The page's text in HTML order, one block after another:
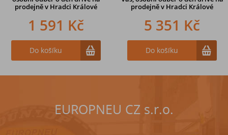
prodejněv Hradci Králové
1 591 Kč
Do košíku
prodejně v Hradci Králové
5 351 Kč
Do košíku
242 Kč
Do košíku
EUROPNEU CZ s.r.o.